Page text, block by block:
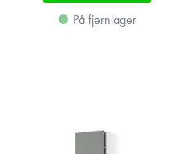
På fjernlager